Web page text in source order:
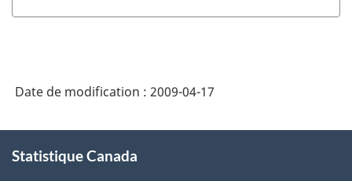
Date de modification : 2009-04-17
propos
Statistique Canada